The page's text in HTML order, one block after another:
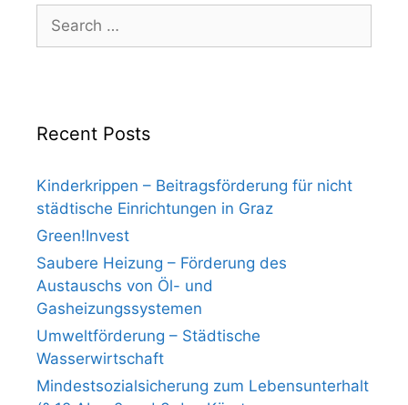
for:
Recent Posts
Kinderkrippen – Beitragsförderung für nicht
städtische Einrichtungen in Graz
Green!Invest
Saubere Heizung – Förderung des
Austauschs von Öl- und
Gasheizungssystemen
Umweltförderung – Städtische
Wasserwirtschaft
Mindestsozialsicherung zum Lebensunterhalt